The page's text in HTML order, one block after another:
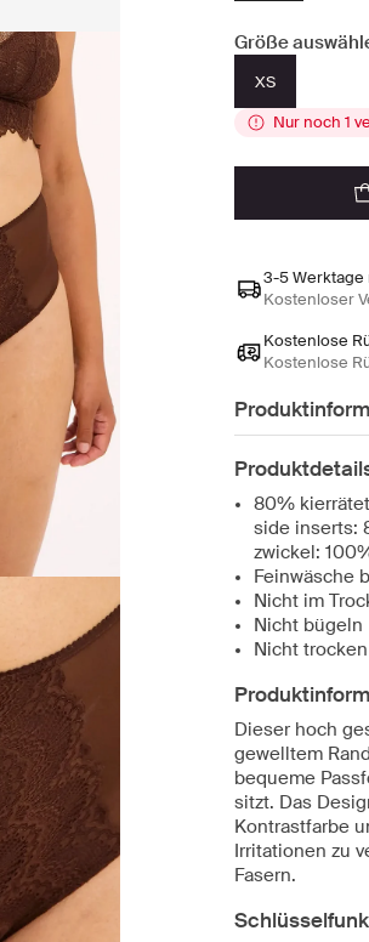
Größe
XS
Nur noch 1
3-5 Werktage
Kostenloser
Kostenlose
Kostenlose
80%
side inserts:
zwickel:
Feinwäsche
Nicht im
Nicht bügeln
Nicht
Dieser hoch
gewelltem
bequeme
sitzt. Das
Kontrastfarbe
Irritationen zu
Fasern.